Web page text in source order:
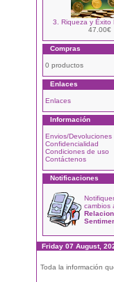
3. Riqueza y Éxito
47.00€
Compras
0 productos
Enlaces
Enlaces
Información
Envios/Devoluciones
Confidencialidad
Condiciones de uso
Contáctenos
Notificaciones
cambios
Friday 07 August,
Toda la información